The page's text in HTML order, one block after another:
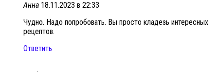
Анна 18.11.2023 в 22:33
Чудно. Надо попробовать. Вы просто кладезь интересных
рецептов.
Ответить